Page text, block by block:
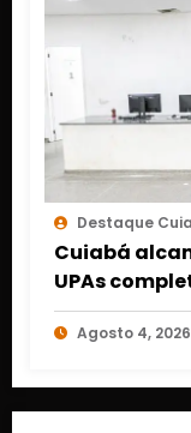
Destaque
Cuiabá
UPAs
pacientes
internação
Agosto 4, 2026